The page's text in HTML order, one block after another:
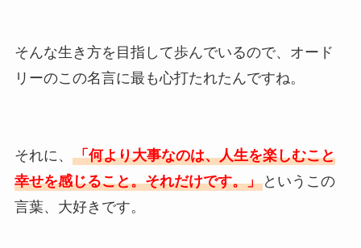
そんな生き方を目指して歩んでいるので、オード
リーのこの名言に最も心打たれたんですね。
それに、 「何より大事なのは、人生を楽しむこと
幸せを感じること。それだけです。」というこの
言葉、大好きです。